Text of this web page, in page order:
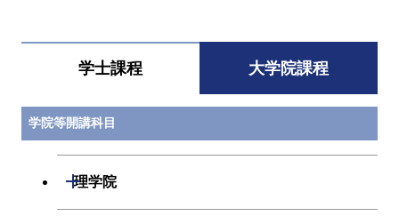
学士課程 大学院課程
学院等開講科目
理学院
開閉